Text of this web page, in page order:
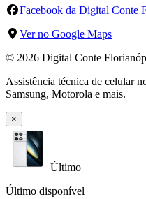
Facebook da Digital Conte
Ver no Google Maps
© 2026 Digital Conte
Assistência técnica de celular
Samsung, Motorola e mais.
×
Último
Último disponível